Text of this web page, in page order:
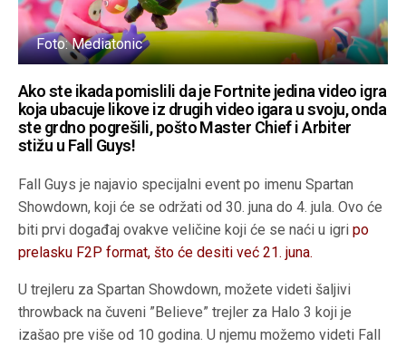
Foto: Mediatonic
Ako ste ikada pomislili da je Fortnite jedina video igra
koja ubacuje likove iz drugih video igara u svoju, onda
ste grdno pogrešili, pošto Master Chief i Arbiter
stižu u Fall Guys!
Fall Guys je najavio specijalni event po imenu Spartan
Showdown, koji će se održati od 30. juna do 4. jula. Ovo će
biti prvi događaj ovakve veličine koji će se naći u igripo
prelasku F2P format, što će desiti već 21. juna.
U trejleru za Spartan Showdown, možete videti šaljivi
throwback na čuveni ”Believe” trejler za Halo 3 koji je
izašao pre više od 10 godina. U njemu možemo videti Fall